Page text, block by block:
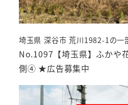
No.1097【埼玉県】ふかや
側④ ★広告募集中
埼玉県 深谷市 荒川1982-1の一